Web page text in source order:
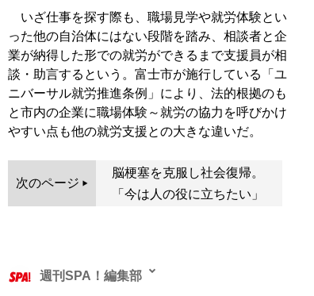
いざ仕事を探す際も、職場見学や就労体験とい
った他の自治体にはない段階を踏み、相談者と企
業が納得した形での就労ができるまで支援員が相
談・助言するという。富士市が施行している「ユ
ニバーサル就労推進条例」により、法的根拠のも
と市内の企業に職場体験～就労の協力を呼びかけ
やすい点も他の就労支援との大きな違いだ。
次のページ
脳梗塞を克服し社会復帰。
「今は人の役に立ちたい」
週刊SPA！編集部